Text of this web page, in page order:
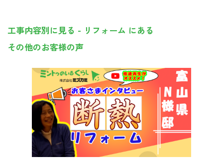
工事内容別に見る - リフォーム にある
その他のお客様の声